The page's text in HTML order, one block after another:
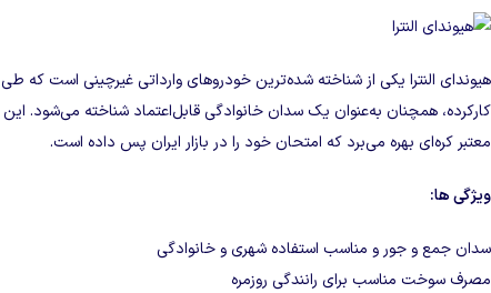
هیوندای النترا یکی از شناخته‌ شده‌ترین خودروهای وارداتی غیرچینی است
کارکرده، همچنان به‌عنوان یک سدان خانوادگی قابل‌اعتماد شناخته می‌شود.
معتبر کره‌ای بهره می‌برد که امتحان خود را در بازار ایران پس داده است.
ویژگی‌ ها:
سدان جمع‌ و جور و مناسب استفاده شهری و خانوادگی
مصرف سوخت مناسب برای رانندگی روزمره